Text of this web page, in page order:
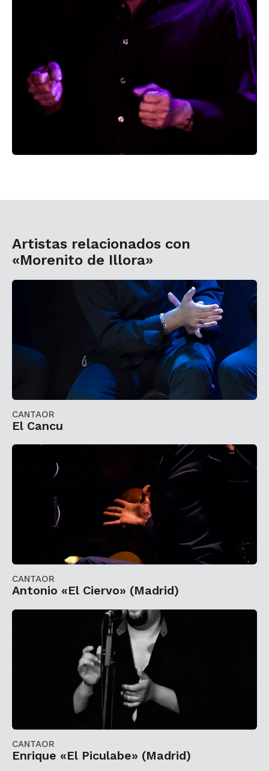
Artistas relacionados con
«Morenito de Illora»
CANTAOR
El Cancu
CANTAOR
Antonio «El Ciervo» (Madrid)
CANTAOR
Enrique «El Piculabe» (Madrid)